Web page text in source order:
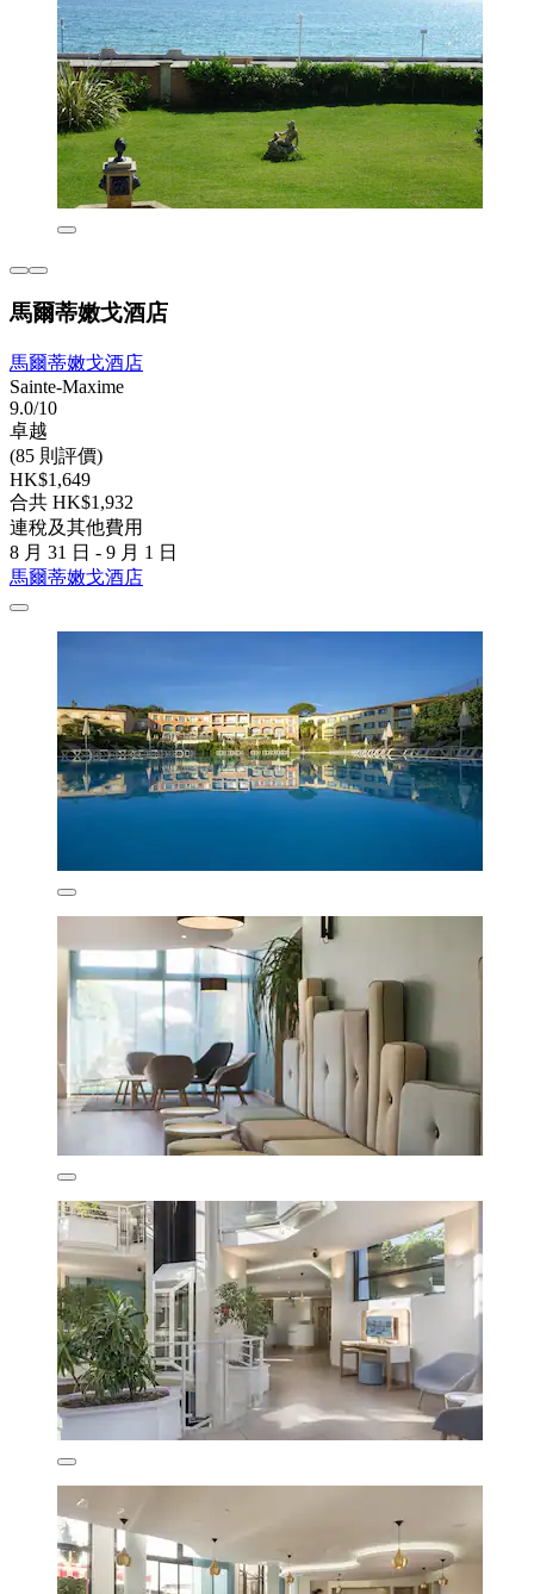
馬爾蒂嫩戈酒店
馬爾蒂嫩戈酒店
Sainte-Maxime
9.0/10
卓越
(85 則評價)
HK$1,649
合共 HK$1,932
連稅及其他費用
8 月 31 日 - 9 月 1 日
馬爾蒂嫩戈酒店